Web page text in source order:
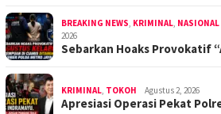
BREAKING NEWS KRIMINAL
2026
Sebarkan Hoaks Provokatif
KRIMINAL TOKOH Agustus 2, 2026
Apresiasi Operasi Pekat